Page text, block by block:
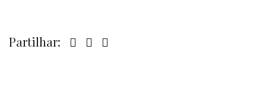
Partilhar: